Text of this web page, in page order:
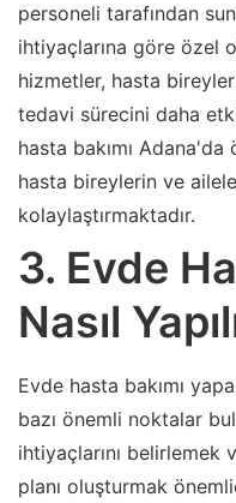
personeli tarafından
ihtiyaçlarına göre özel
hizmetler, hasta
tedavi sürecini daha
hasta bakımı
hasta bireylerin ve
kolaylaştırmaktadır.
3. Evde
Nasıl
Evde hasta bakımı
bazı önemli noktalar
ihtiyaçlarını belirlemek
planı oluşturmak